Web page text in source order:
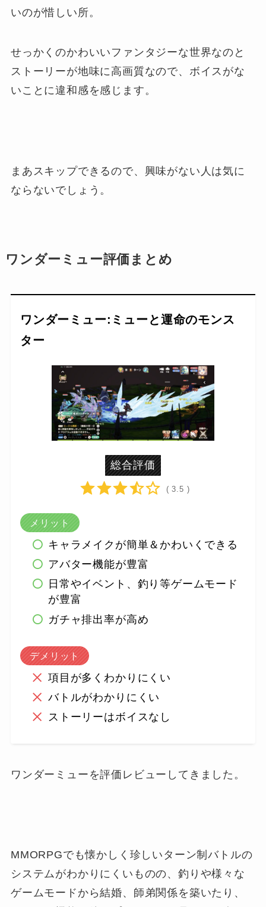
いのが惜しい所。
せっかくのかわいいファンタジーな世界なのと
ストーリーが地味に高画質なので、ボイスがな
いことに違和感を感じます。
まあスキップできるので、興味がない人は気に
ならないでしょう。
ワンダーミュー評価まとめ
ワンダーミュー:ミューと運命のモンス
ター
総合評価
( 3.5 )
メリット
キャラメイクが簡単＆かわいくできる
アバター機能が豊富
日常やイベント、釣り等ゲームモード
が豊富
ガチャ排出率が高め
デメリット
項目が多くわかりにくい
バトルがわかりにくい
ストーリーはボイスなし
ワンダーミューを評価レビューしてきました。
MMORPGでも懐かしく珍しいターン制バトルの
システムがわかりにくいものの、釣りや様々な
ゲームモードから結婚、師弟関係を築いたり、